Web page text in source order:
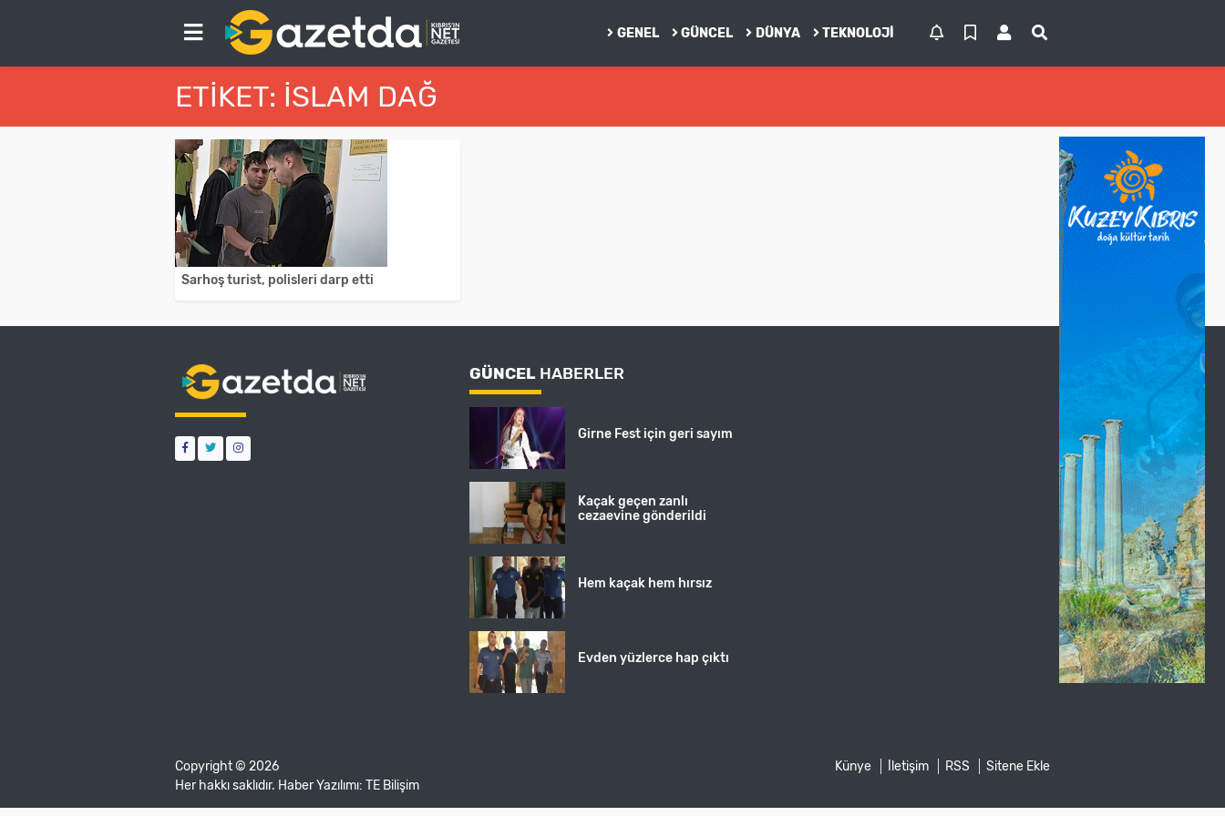
GENEL GÜNCEL DÜNYA TEKNOLOJI
ETIKET: İSLAM DAĞ
Sarhoş turist, polisleri darp etti
GÜNCEL HABERLER
Girne Fest için geri sayım
Kaçak geçen zanlı
cezaevine gönderildi
Hem kaçak hem hırsız
Evden yüzlerce hap çıktı
Copyright © 2026
Her hakkı saklıdır. Haber Yazılımı: TE Bilişim
Künye İletişim RSS Sitene Ekle